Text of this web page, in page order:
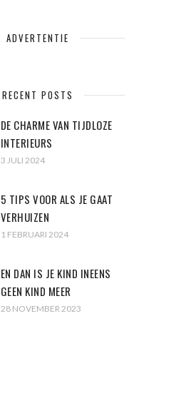
ADVERTENTIE
RECENT POSTS
DE CHARME VAN TIJDLOZE
INTERIEURS
3 JULI 2024
5 TIPS VOOR ALS JE GAAT
VERHUIZEN
1 FEBRUARI 2024
EN DAN IS JE KIND INEENS
GEEN KIND MEER
28 NOVEMBER 2023